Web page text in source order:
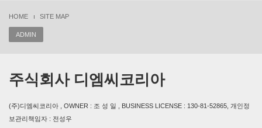
HOME SITE MAP
ADMIN
주식회사 디엠씨코리아
(주)디엠씨코리아 , OWNER : 조 성 일 , BUSINESS LICENSE : 130-81-52865, 개인정
보관리책임자 : 전성우